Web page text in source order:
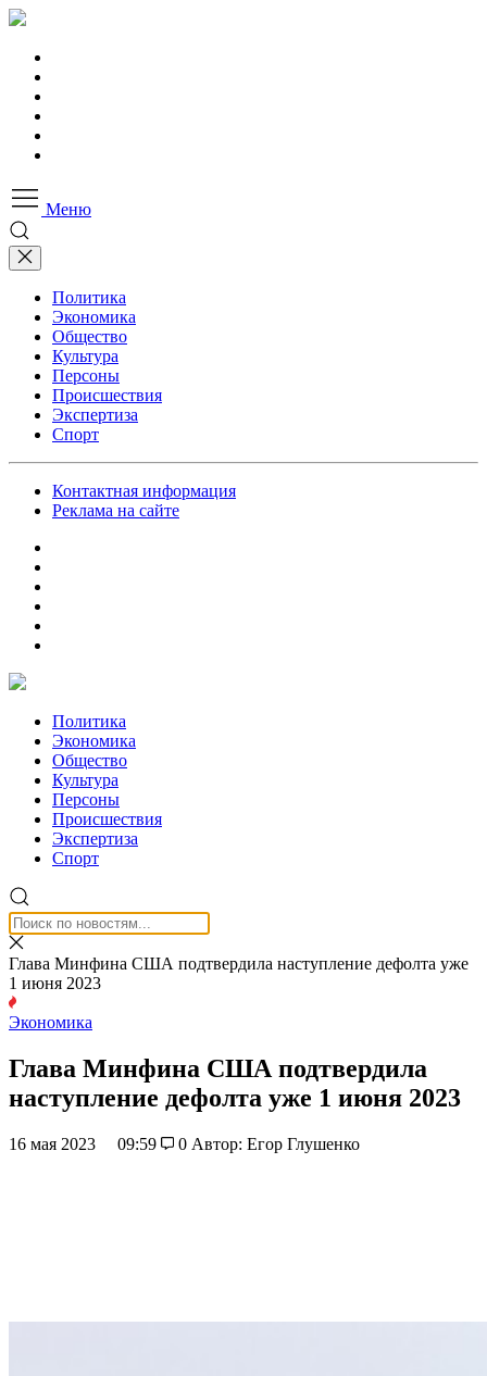
Меню
Политика
Экономика
Общество
Культура
Персоны
Происшествия
Экспертиза
Спорт
Контактная информация
Реклама на сайте
Политика
Экономика
Общество
Культура
Персоны
Происшествия
Экспертиза
Спорт
Глава Минфина США подтвердила наступление дефолта уже
1 июня 2023
Экономика
Глава Минфина США подтвердила
наступление дефолта уже 1 июня 2023
16 мая 2023 09:59 0 Автор: Егор Глушенко